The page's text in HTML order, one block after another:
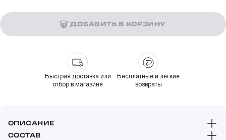
ДОБАВИТЬ В КОРЗИНУ
Быстрая доставка или
отбор в магазине
Бесплатные и лёгкие
возвраты
ОПИСАНИЕ
СОСТАВ